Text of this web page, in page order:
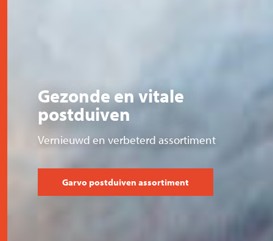
Gezonde en vitale
postduiven
Vernieuwd en verbeterd assortiment
Garvo postduiven assortiment